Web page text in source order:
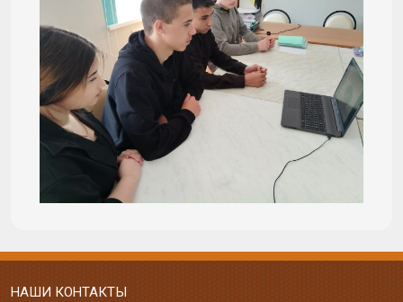
НАШИ КОНТАКТЫ